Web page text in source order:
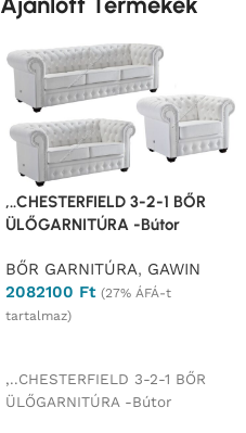
,..CHESTERFIELD 3-2-1 BŐR
ÜLŐGARNITÚRA -Bútor
BŐR GARNITÚRA, GAWIN
2082100 Ft (27% ÁFÁ-t
tartalmaz)
,..CHESTERFIELD 3-2-1 BŐR
ÜLŐGARNITÚRA -Bútor